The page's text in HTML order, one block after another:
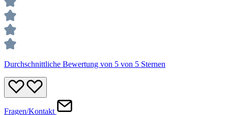
Durchschnittliche Bewertung von 5 von 5 Sternen
Fragen/Kontakt